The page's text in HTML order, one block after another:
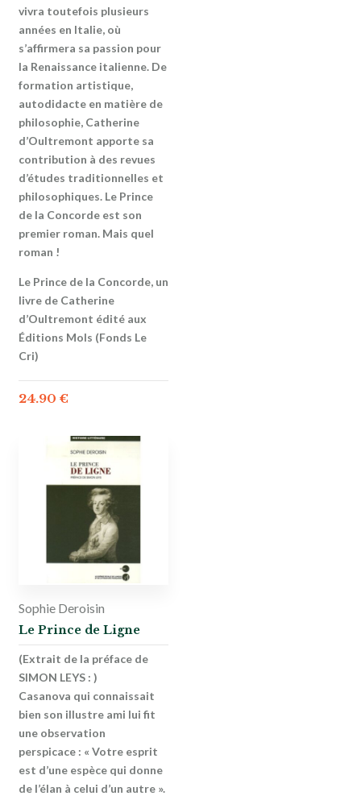
vivra toutefois plusieurs
années en Italie, où
s’affirmera sa passion pour
la Renaissance italienne. De
formation artistique,
autodidacte en matière de
philosophie, Catherine
d’Oultremont apporte sa
contribution à des revues
d’études traditionnelles et
philosophiques. Le Prince
de la Concorde est son
premier roman. Mais quel
roman !
Le Prince de la Concorde, un
livre de Catherine
d’Oultremont édité aux
Éditions Mols (Fonds Le
Cri)
24.90 €
Sophie Deroisin
Le Prince de Ligne
(Extrait de la préface de
SIMON LEYS : )
Casanova qui connaissait
bien son illustre ami lui fit
une observation
perspicace : « Votre esprit
est d’une espèce qui donne
de l’élan à celui d’un autre ».